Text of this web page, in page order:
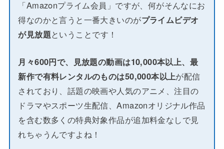
「Amazonプライム会員」ですが、何がそんなにお
得なのかと言うと一番大きいのがプライムビデオ
が見放題ということです！
月々600円で、見放題の動画は10,000本以上、最
新作で有料レンタルのものは50,000本以上が配信
されており、話題の映画や人気のアニメ、注目の
ドラマやスポーツ生配信、Amazonオリジナル作品
を含む数多くの特典対象作品が追加料金なしで見
れちゃうんですよね！